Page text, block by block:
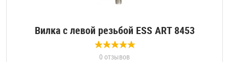
Вилка с левой резьбой ESS ART 8453
0 отзывов